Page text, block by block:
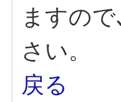
ますの
さい。
戻る